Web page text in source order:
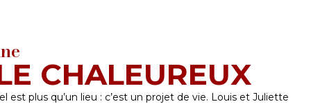
CHALEUREUX
est plus qu’un lieu : c’est un projet de vie. Louis et Juliette